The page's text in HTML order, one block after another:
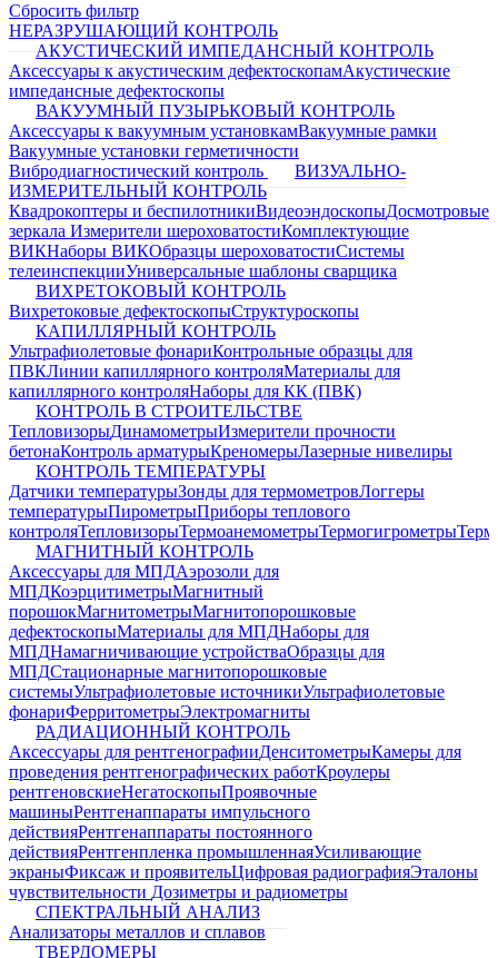
Сбросить фильтр
НЕРАЗРУШАЮЩИЙ КОНТРОЛЬ
АКУСТИЧЕСКИЙ ИМПЕДАНСНЫЙ КОНТРОЛЬ
Аксессуары к акустическим дефектоскопамАкустические
импедансные дефектоскопы
ВАКУУМНЫЙ ПУЗЫРЬКОВЫЙ КОНТРОЛЬ
Аксессуары к вакуумным установкамВакуумные рамки
Вакуумные установки герметичности
Вибродиагностический контроль
ВИЗУАЛЬНО-
ИЗМЕРИТЕЛЬНЫЙ КОНТРОЛЬ
Квадрокоптеры и беспилотникиВидеоэндоскопыДосмотровые
зеркала Измерители шероховатостиКомплектующие
ВИКНаборы ВИКОбразцы шероховатостиСистемы
телеинспекцииУниверсальные шаблоны сварщика
ВИХРЕТОКОВЫЙ КОНТРОЛЬ
Вихретоковые дефектоскопыСтруктуроскопы
КАПИЛЛЯРНЫЙ КОНТРОЛЬ
Ультрафиолетовые фонариКонтрольные образцы для
ПВКЛинии капиллярного контроляМатериалы для
капиллярного контроляНаборы для КК (ПВК)
КОНТРОЛЬ В СТРОИТЕЛЬСТВЕ
ТепловизорыДинамометрыИзмерители прочности
бетонаКонтроль арматурыКреномерыЛазерные нивелиры
КОНТРОЛЬ ТЕМПЕРАТУРЫ
Датчики температурыЗонды для термометровЛоггеры
температурыПирометрыПриборы теплового
контроляТепловизорыТермоанемометрыТермогигрометры
МАГНИТНЫЙ КОНТРОЛЬ
Аксессуары для МПДАэрозоли для
МПДКоэрцитиметрыМагнитный
порошокМагнитометрыМагнитопорошковые
дефектоскопыМатериалы для МПДНаборы для
МПДНамагничивающие устройстваОбразцы для
МПДСтационарные магнитопорошковые
системыУльтрафиолетовые источникиУльтрафиолетовые
фонариФерритометрыЭлектромагниты
РАДИАЦИОННЫЙ КОНТРОЛЬ
Аксессуары для рентгенографииДенситометрыКамеры для
проведения рентгенографических работКроулеры
рентгеновскиеНегатоскопыПроявочные
машиныРентгенаппараты импульсного
действияРентгенаппараты постоянного
действияРентгенпленка промышленнаяУсиливающие
экраныФиксаж и проявительЦифровая радиографияЭталоны
чувствительности Дозиметры и радиометры
СПЕКТРАЛЬНЫЙ АНАЛИЗ
Анализаторы металлов и сплавов
ТВЕРДОМЕРЫ